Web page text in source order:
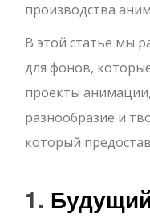
производства
В этой статье мы
для фонов,
проекты
разнообразие и
который
1.